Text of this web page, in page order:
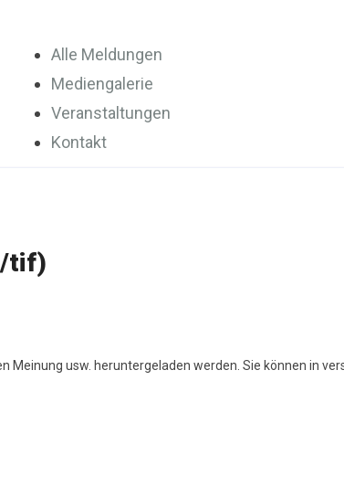
Alle Meldungen
Mediengalerie
Veranstaltungen
Kontakt
tif)
Meinung usw. heruntergeladen werden. Sie können